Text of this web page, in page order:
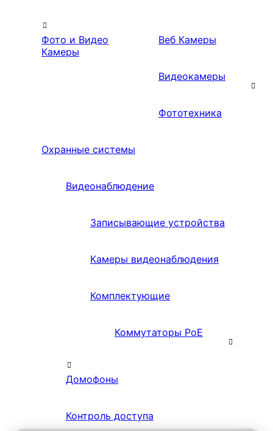
Фото и Видео
Камеры
Веб Камеры
Видеокамеры
Фототехника
Охранные системы
Видеонаблюдение
Записывающие устройства
Камеры видеонаблюдения
Комплектующие
Коммутаторы PoE
Домофоны
Контроль доступа